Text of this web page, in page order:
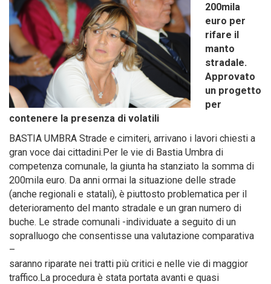
200mila
euro per
rifare il
manto
stradale.
Approvato
un progetto
per
contenere la presenza di volatili
BASTIA UMBRA Strade e cimiteri, arrivano i lavori chiesti a
gran voce dai cittadini.Per le vie di Bastia Umbra di
competenza comunale, la giunta ha stanziato la somma di
200mila euro. Da anni ormai la situazione delle strade
(anche regionali e statali), è piuttosto problematica per il
deterioramento del manto stradale e un gran numero di
buche. Le strade comunali -individuate a seguito di un
sopralluogo che consentisse una valutazione comparativa
–
saranno riparate nei tratti più critici e nelle vie di maggior
traffico.La procedura è stata portata avanti e quasi